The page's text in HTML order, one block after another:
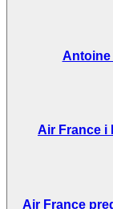
Antoine
Air France i
Air France